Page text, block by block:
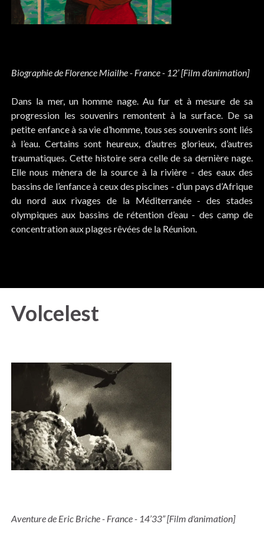
Biographie de Florence Miailhe - France - 12’ [Film d'animation]
Dans la mer, un homme nage. Au fur et à mesure de sa
progression les souvenirs remontent à la surface. De sa
petite enfance à sa vie d’homme, tous ses souvenirs sont liés
à l’eau. Certains sont heureux, d’autres glorieux, d’autres
traumatiques. Cette histoire sera celle de sa dernière nage.
Elle nous mènera de la source à la rivière - des eaux des
bassins de l’enfance à ceux des piscines - d’un pays d’Afrique
du nord aux rivages de la Méditerranée - des stades
olympiques aux bassins de rétention d’eau - des camp de
concentration aux plages rêvées de la Réunion.
Volcelest
Aventure de Eric Briche - France - 14’33” [Film d'animation]